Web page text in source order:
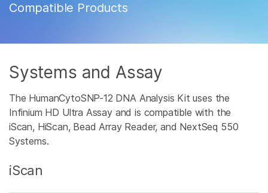
Compatible Products
Systems and Assay
The HumanCytoSNP-12 DNA Analysis Kit uses the
Infinium HD Ultra Assay and is compatible with the
iScan, HiScan, Bead Array Reader, and NextSeq 550
Systems.
iScan